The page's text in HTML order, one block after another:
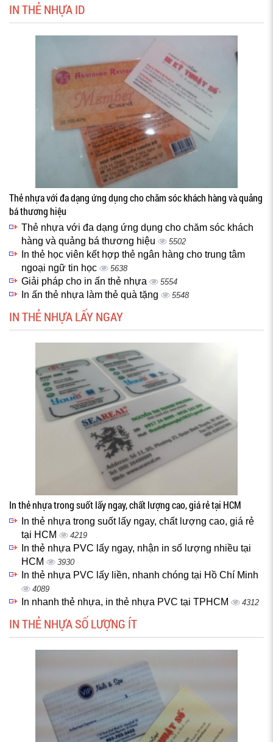
IN THẺ NHỰA ID
Thẻ nhựa với đa dạng ứng dụng cho chăm sóc khách hàng và quảng
bá thương hiệu
Thẻ nhựa với đa dạng ứng dụng cho chăm sóc khách
hàng và quảng bá thương hiệu
5502
In thẻ học viên kết hợp thẻ ngân hàng cho trung tâm
ngoại ngữ tin học
5638
Giải pháp cho in ấn thẻ nhựa 5554
In ấn thẻ nhựa làm thẻ quà tặng 5548
IN THẺ NHỰA LẤY NGAY
In thẻ nhựa trong suốt lấy ngay, chất lượng cao, giá rẻ tại HCM
In thẻ nhựa trong suốt lấy ngay, chất lượng cao, giá rẻ
tại HCM
4219
In thẻ nhựa PVC lấy ngay, nhận in số lượng nhiều tại
HCM
3930
In thẻ nhựa PVC lấy liền, nhanh chóng tại Hồ Chí Minh
4089
In nhanh thẻ nhựa, in thẻ nhựa PVC tại TPHCM 4312
IN THẺ NHỰA SỐ LƯỢNG ÍT